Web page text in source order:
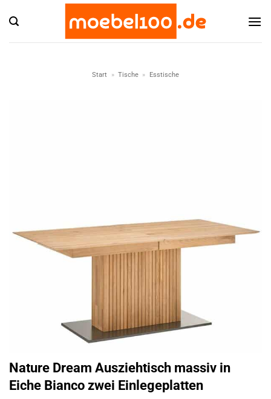
Inhalt
Start » Tische » Esstische
Nature Dream Ausziehtisch massiv in
Eiche Bianco zwei Einlegeplatten